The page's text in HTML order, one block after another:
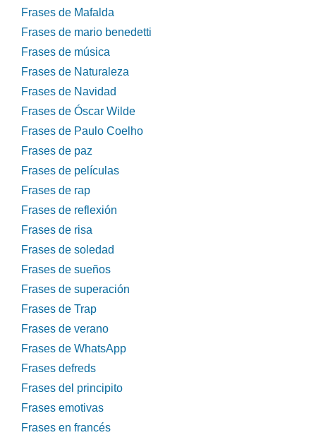
Frases de Mafalda
Frases de mario benedetti
Frases de música
Frases de Naturaleza
Frases de Navidad
Frases de Óscar Wilde
Frases de Paulo Coelho
Frases de paz
Frases de películas
Frases de rap
Frases de reflexión
Frases de risa
Frases de soledad
Frases de sueños
Frases de superación
Frases de Trap
Frases de verano
Frases de WhatsApp
Frases defreds
Frases del principito
Frases emotivas
Frases en francés